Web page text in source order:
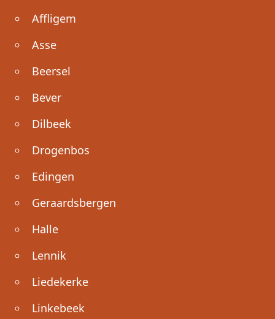
Affligem
Asse
Beersel
Bever
Dilbeek
Drogenbos
Edingen
Geraardsbergen
Halle
Lennik
Liedekerke
Linkebeek